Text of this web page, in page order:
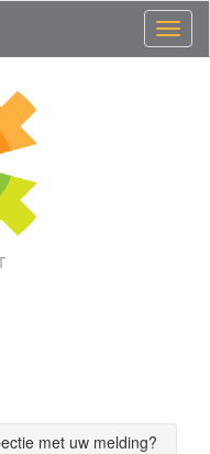
met uw melding?